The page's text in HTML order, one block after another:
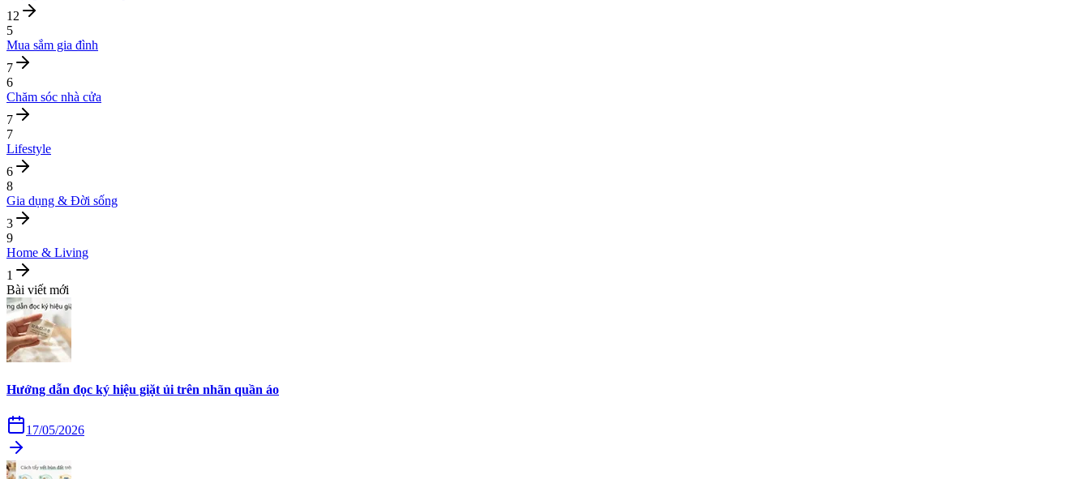
12
5
Mua sắm gia đình
7
6
Chăm sóc nhà cửa
7
7
Lifestyle
6
8
Gia dụng & Đời sống
3
9
Home & Living
1
Bài viết mới
Hướng dẫn đọc ký hiệu giặt ủi trên nhãn quần áo
17/05/2026